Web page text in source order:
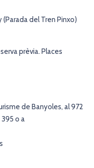
(Parada del Tren Pinxo)
prèvia. Places
de Banyoles, al 972
o a